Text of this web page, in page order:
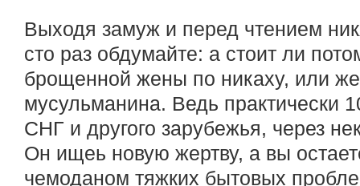
Выходя замуж и перед чтением
сто раз обдумайте: а стоит ли
брощенной жены по никаху, или
мусульманина. Ведь практически
СНГ и другого зарубежья, через
Он ищеь новую жертву, а вы
чемоданом тяжких бытовых